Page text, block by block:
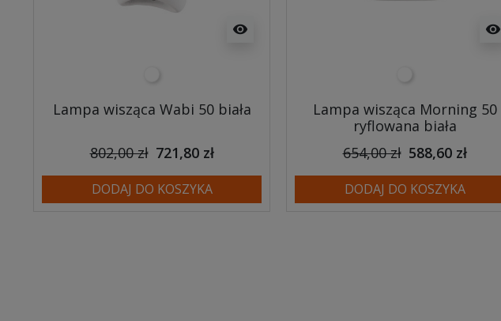
visibility
Lampa wisząca Wabi 50 biała
802,00 zł 721,80 zł
DODAJ DO KOSZYKA
visibility
Lampa wisząca Morning 50
ryflowana biała
654,00 zł 588,60 zł
DODAJ DO KOSZYKA